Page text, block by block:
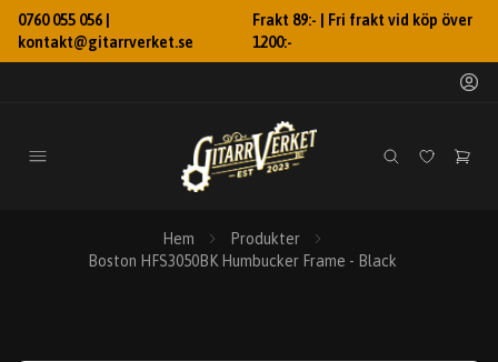
0760 055 056 |
kontakt@gitarrverket.se
Frakt 89:- | Fri frakt vid köp över
1200:-
Hem
Produkter
Boston HFS3050BK Humbucker Frame - Black